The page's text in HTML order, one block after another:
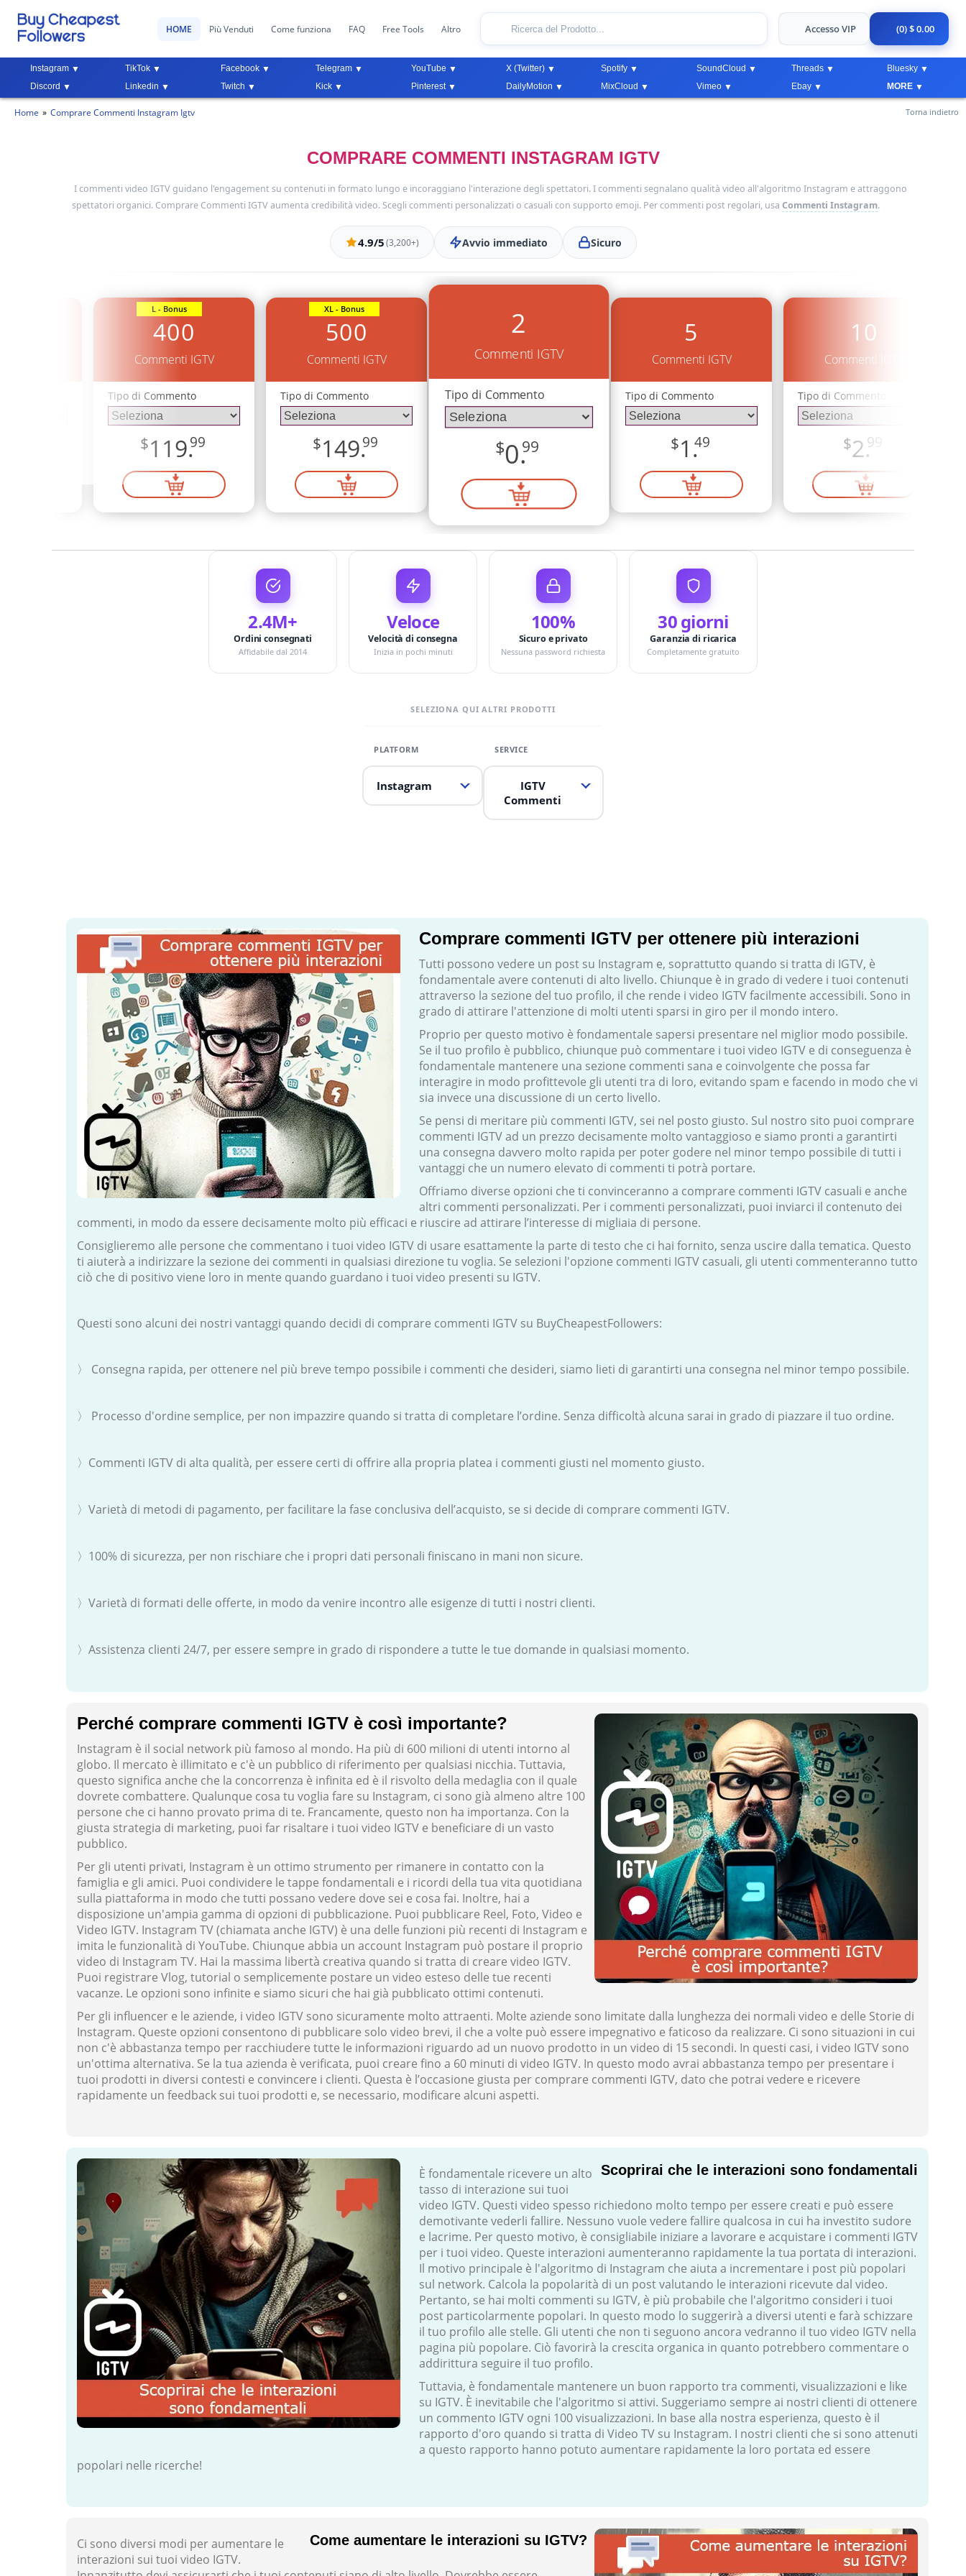
HOME Più Venduti Come funziona FAQ Free Tools Altro Accesso VIP (0) $ 0.00
Instagram TikTok Facebook Telegram YouTube X (Twitter) Spotify SoundCloud Threads
Bluesky
Discord
Linkedin Twitch Kick Pinterest DailyMotion MixCloud Vimeo Ebay MORE
Home Comprare Commenti Instagram Igtv Torna indietro
COMPRARE COMMENTI INSTAGRAM IGTV
I commenti video IGTV guidano l'engagement su contenuti in formato lungo e incoraggiano l'interazione degli spettatori. I commenti segnalano qualità video all'algoritmo Instagram e attraggono
spettatori organici. Comprare Commenti IGTV aumenta credibilità video. Scegli commenti personalizzati o casuali con supporto emoji. Per commenti post regolari, usa Commenti Instagram.
4.9/5(3,200+) Avvio immediato Sicuro
L - Bonus
400
Commenti IGTV
Tipo di Commento
$119.99
XL - Bonus
500
Commenti IGTV
Tipo di Commento
$149.99
2
Commenti IGTV
Tipo di Commento
$0.99
5
Commenti IGTV
Tipo di Commento
$1.49
10
Commenti IGTV
Tipo di Commento
$2.99
2.4M+
Ordini consegnati
Affidabile dal 2014
Veloce
Velocità di consegna
Inizia in pochi minuti
100%
Sicuro e privato
Nessuna password richiesta
30 giorni
Garanzia di ricarica
Completamente gratuito
SELEZIONA QUI ALTRI PRODOTTI
Instagram
IGTV
Commenti
Comprare commenti IGTV per ottenere più interazioni
Tutti possono vedere un post su Instagram e, soprattutto quando si tratta di IGTV, è
fondamentale avere contenuti di alto livello. Chiunque è in grado di vedere i tuoi contenuti
attraverso la sezione del tuo profilo, il che rende i video IGTV facilmente accessibili. Sono in
grado di attirare l'attenzione di molti utenti sparsi in giro per il mondo intero.
Proprio per questo motivo è fondamentale sapersi presentare nel miglior modo possibile.
Se il tuo profilo è pubblico, chiunque può commentare i tuoi video IGTV e di conseguenza è
fondamentale mantenere una sezione commenti sana e coinvolgente che possa far
interagire in modo profittevole gli utenti tra di loro, evitando spam e facendo in modo che vi
sia invece una discussione di un certo livello.
Se pensi di meritare più commenti IGTV, sei nel posto giusto. Sul nostro sito puoi comprare
commenti IGTV ad un prezzo decisamente molto vantaggioso e siamo pronti a garantirti
una consegna davvero molto rapida per poter godere nel minor tempo possibile di tutti i
vantaggi che un numero elevato di commenti ti potrà portare.
Offriamo diverse opzioni che ti convinceranno a comprare commenti IGTV casuali e anche
altri commenti personalizzati. Per i commenti personalizzati, puoi inviarci il contenuto dei
commenti, in modo da essere decisamente molto più efficaci e riuscire ad attirare l’interesse di migliaia di persone.
Consiglieremo alle persone che commentano i tuoi video IGTV di usare esattamente la parte di testo che ci hai fornito, senza uscire dalla tematica. Questo
ti aiuterà a indirizzare la sezione dei commenti in qualsiasi direzione tu voglia. Se selezioni l'opzione commenti IGTV casuali, gli utenti commenteranno tutto
ciò che di positivo viene loro in mente quando guardano i tuoi video presenti su IGTV.
Questi sono alcuni dei nostri vantaggi quando decidi di comprare commenti IGTV su BuyCheapestFollowers:
〉 Consegna rapida, per ottenere nel più breve tempo possibile i commenti che desideri, siamo lieti di garantirti una consegna nel minor tempo possibile.
〉 Processo d'ordine semplice, per non impazzire quando si tratta di completare l’ordine. Senza difficoltà alcuna sarai in grado di piazzare il tuo ordine.
〉Commenti IGTV di alta qualità, per essere certi di offrire alla propria platea i commenti giusti nel momento giusto.
〉Varietà di metodi di pagamento, per facilitare la fase conclusiva dell’acquisto, se si decide di comprare commenti IGTV.
〉100% di sicurezza, per non rischiare che i propri dati personali finiscano in mani non sicure.
〉Varietà di formati delle offerte, in modo da venire incontro alle esigenze di tutti i nostri clienti.
〉Assistenza clienti 24/7, per essere sempre in grado di rispondere a tutte le tue domande in qualsiasi momento.
Perché comprare commenti IGTV è così importante?
Instagram è il social network più famoso al mondo. Ha più di 600 milioni di utenti intorno al
globo. Il mercato è illimitato e c'è un pubblico di riferimento per qualsiasi nicchia. Tuttavia,
questo significa anche che la concorrenza è infinita ed è il risvolto della medaglia con il quale
dovrete combattere. Qualunque cosa tu voglia fare su Instagram, ci sono già almeno altre 100
persone che ci hanno provato prima di te. Francamente, questo non ha importanza. Con la
giusta strategia di marketing, puoi far risaltare i tuoi video IGTV e beneficiare di un vasto
pubblico.
Per gli utenti privati, Instagram è un ottimo strumento per rimanere in contatto con la
famiglia e gli amici. Puoi condividere le tappe fondamentali e i ricordi della tua vita quotidiana
sulla piattaforma in modo che tutti possano vedere dove sei e cosa fai. Inoltre, hai a
disposizione un'ampia gamma di opzioni di pubblicazione. Puoi pubblicare Reel, Foto, Video e
Video IGTV. Instagram TV (chiamata anche IGTV) è una delle funzioni più recenti di Instagram e
imita le funzionalità di YouTube. Chiunque abbia un account Instagram può postare il proprio
video di Instagram TV. Hai la massima libertà creativa quando si tratta di creare video IGTV.
Puoi registrare Vlog, tutorial o semplicemente postare un video esteso delle tue recenti
vacanze. Le opzioni sono infinite e siamo sicuri che hai già pubblicato ottimi contenuti.
Per gli influencer e le aziende, i video IGTV sono sicuramente molto attraenti. Molte aziende sono limitate dalla lunghezza dei normali video e delle Storie di
Instagram. Queste opzioni consentono di pubblicare solo video brevi, il che a volte può essere impegnativo e faticoso da realizzare. Ci sono situazioni in cui
non c'è abbastanza tempo per racchiudere tutte le informazioni riguardo ad un nuovo prodotto in un video di 15 secondi. In questi casi, i video IGTV sono
un'ottima alternativa. Se la tua azienda è verificata, puoi creare fino a 60 minuti di video IGTV. In questo modo avrai abbastanza tempo per presentare i
tuoi prodotti in diversi contesti e convincere i clienti. Questa è l’occasione giusta per comprare commenti IGTV, dato che potrai vedere e ricevere
rapidamente un feedback sui tuoi prodotti e, se necessario, modificare alcuni aspetti.
Scoprirai che le interazioni sono fondamentali
È fondamentale ricevere un alto
tasso di interazione sui tuoi
video IGTV. Questi video spesso richiedono molto tempo per essere creati e può essere
demotivante vederli fallire. Nessuno vuole vedere fallire qualcosa in cui ha investito sudore
e lacrime. Per questo motivo, è consigliabile iniziare a lavorare e acquistare i commenti IGTV
per i tuoi video. Queste interazioni aumenteranno rapidamente la tua portata di interazioni.
Il motivo principale è l'algoritmo di Instagram che aiuta a incrementare i post più popolari
sul network. Calcola la popolarità di un post valutando le interazioni ricevute dal video.
Pertanto, se hai molti commenti su IGTV, è più probabile che l'algoritmo consideri i tuoi
post particolarmente popolari. In questo modo lo suggerirà a diversi utenti e farà schizzare
il tuo profilo alle stelle. Gli utenti che non ti seguono ancora vedranno il tuo video IGTV nella
pagina più popolare. Ciò favorirà la crescita organica in quanto potrebbero commentare o
addirittura seguire il tuo profilo.
Tuttavia, è fondamentale mantenere un buon rapporto tra commenti, visualizzazioni e like
su IGTV. È inevitabile che l'algoritmo si attivi. Suggeriamo sempre ai nostri clienti di ottenere
un commento IGTV ogni 100 visualizzazioni. In base alla nostra esperienza, questo è il
rapporto d'oro quando si tratta di Video TV su Instagram. I nostri clienti che si sono attenuti
a questo rapporto hanno potuto aumentare rapidamente la loro portata ed essere
popolari nelle ricerche!
Come aumentare le interazioni su IGTV?
Ci sono diversi modi per aumentare le
interazioni sui tuoi video IGTV.